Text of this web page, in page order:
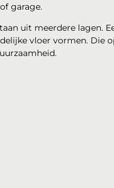
garage.
uit meerdere lagen.
vloer vormen. Die